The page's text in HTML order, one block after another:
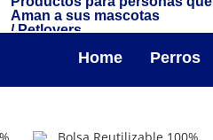
Aman a sus mascotas
/ Petlovers
Home Perros